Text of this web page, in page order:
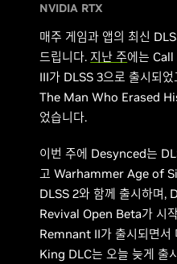
NVIDIA RTX
매주 게임과 앱의 최신
드립니다. 지난 주에는
III가 DLSS 3으로 출시되
The Man Who Erased
었습니다.
이번 주에 Desynced는
고 Warhammer Age of
DLSS 2와 함께 출시하며,
Revival Open Beta가 시
Remnant II가 출시되면서
King DLC는 오늘 늦게 출